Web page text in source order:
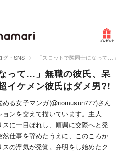
グ・SNS 「スロットで隣同士になって…
って…」無職の彼氏、呆
イケメン彼氏はダメ男?!
る女子マンガ(@nomusun777)さん
ンを交えて描いています。主人
に一目ぼれし、順調に交際へと発
仕事を辞めたうえに、このころか
の浮気が発覚。弁明をし始めたク